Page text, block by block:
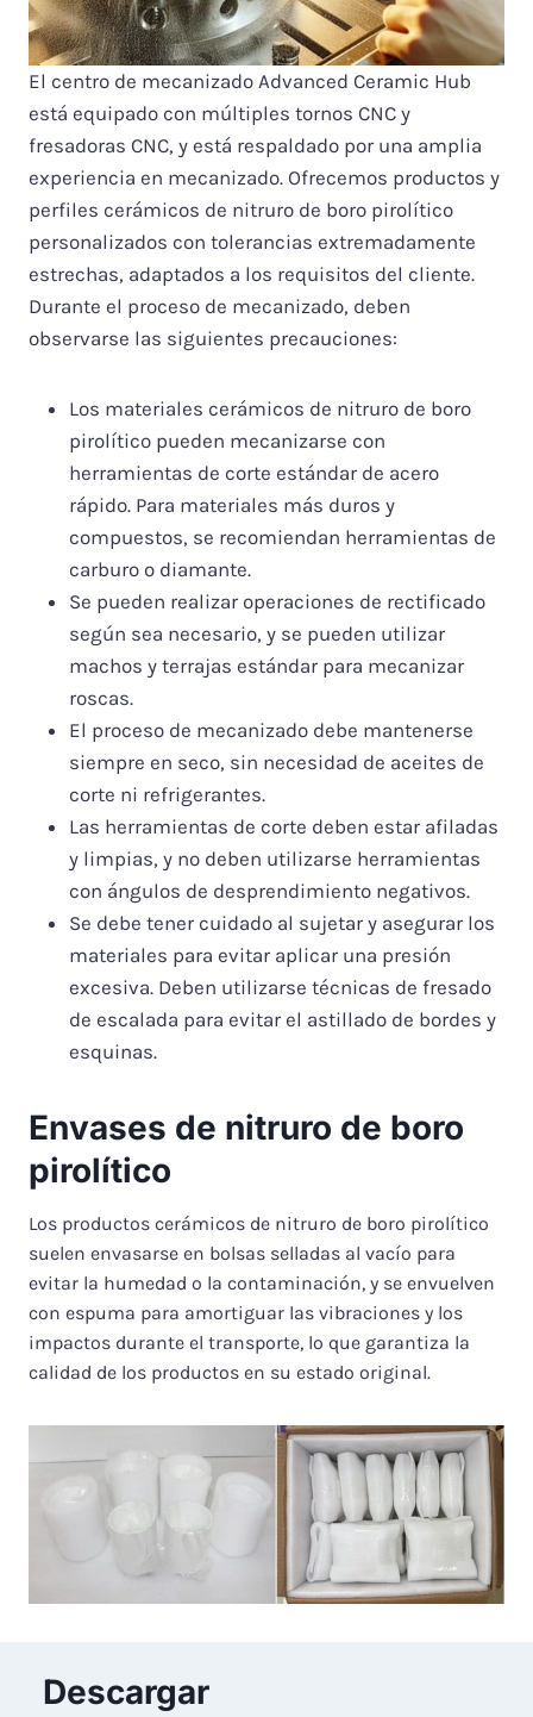
El centro de mecanizado Advanced Ceramic Hub
está equipado con múltiples tornos CNC y
fresadoras CNC, y está respaldado por una amplia
experiencia en mecanizado. Ofrecemos productos y
perfiles cerámicos de nitruro de boro pirolítico
personalizados con tolerancias extremadamente
estrechas, adaptados a los requisitos del cliente.
Durante el proceso de mecanizado, deben
observarse las siguientes precauciones:
Los materiales cerámicos de nitruro de boro
pirolítico pueden mecanizarse con
herramientas de corte estándar de acero
rápido. Para materiales más duros y
compuestos, se recomiendan herramientas de
carburo o diamante.
Se pueden realizar operaciones de rectificado
según sea necesario, y se pueden utilizar
machos y terrajas estándar para mecanizar
roscas.
El proceso de mecanizado debe mantenerse
siempre en seco, sin necesidad de aceites de
corte ni refrigerantes.
Las herramientas de corte deben estar afiladas
y limpias, y no deben utilizarse herramientas
con ángulos de desprendimiento negativos.
Se debe tener cuidado al sujetar y asegurar los
materiales para evitar aplicar una presión
excesiva. Deben utilizarse técnicas de fresado
de escalada para evitar el astillado de bordes y
esquinas.
Envases de nitruro de boro
pirolítico
Los productos cerámicos de nitruro de boro pirolítico
suelen envasarse en bolsas selladas al vacío para
evitar la humedad o la contaminación, y se envuelven
con espuma para amortiguar las vibraciones y los
impactos durante el transporte, lo que garantiza la
calidad de los productos en su estado original.
Descargar